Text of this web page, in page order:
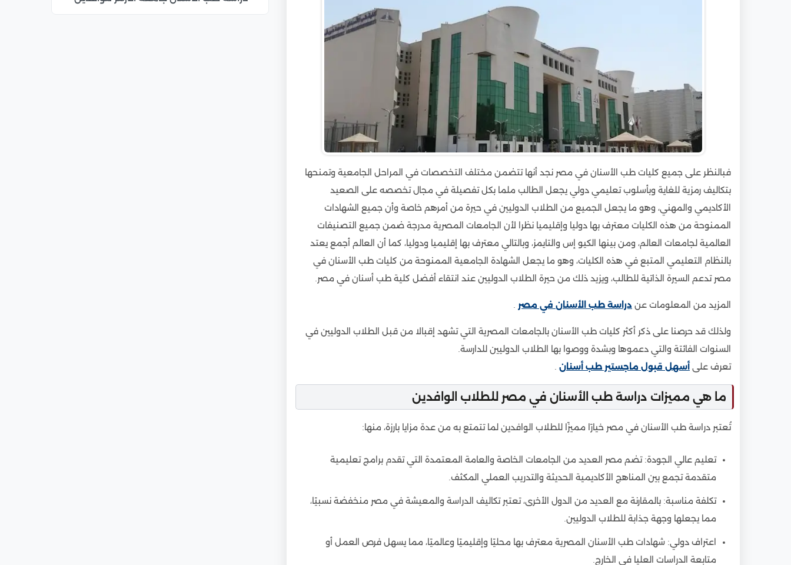
فبالنظر على جميع كليات طب الأسنان في مصر نجد أنها تتضمن مختلف التخصصات في المراحل الجامعية وتمنحها
بتكاليف رمزية للغاية وبأسلوب تعليمي دولي يجعل الطالب ملما بكل تفصيلة في مجال تخصصه على الصعيد
الأكاديمي والمهني، وهو ما يجعل الجميع من الطلاب الدوليين في حيرة من أمرهم خاصة وأن جميع الشهادات
الممنوحة من هذه الكليات معترف بها دوليا وإقليميا نظرا لأن الجامعات المصرية مدرجة ضمن جميع التصنيفات
العالمية لجامعات العالم، ومن بينها الكيو إس والتايمز، وبالتالي معترف بها إقليميا ودوليا، كما أن العالم أجمع يعتد
بالنظام التعليمي المتبع في هذه الكليات، وهو ما يجعل الشهادة الجامعية الممنوحة من كليات طب الأسنان في
مصر تدعم السيرة الذاتية للطالب، ويزيد ذلك من حيرة الطلاب الدوليين عند انتقاء أفضل كلية طب أسنان في مصر.
المزيد من المعلومات عن دراسة طب الأسنان في مصر
ولذلك قد حرصنا على ذكر أكثر كليات طب الأسنان بالجامعات المصرية التي تشهد إقبالا من قبل الطلاب الدوليين في
السنوات الفائتة والتي دعموها وبشدة ووصوا بها الطلاب الدوليين للدارسة.
تعرف على أسهل قبول ماجستير طب أسنان
ما هي مميزات دراسة طب الأسنان في مصر للطلاب الوافدين
تُعتبر دراسة طب الأسنان في مصر خيارًا مميزًا للطلاب الوافدين لما تتمتع به من عدة مزايا بارزة، منها:
تعليم عالي الجودة: تضم مصر العديد من الجامعات الخاصة والعامة المعتمدة التي تقدم برامج تعليمية
متقدمة تجمع بين المناهج الأكاديمية الحديثة والتدريب العملي المكثف.
تكلفة مناسبة: بالمقارنة مع العديد من الدول الأخرى، تعتبر تكاليف الدراسة والمعيشة في مصر منخفضة نسبيًا،
مما يجعلها وجهة جذابة للطلاب الدوليين.
اعتراف دولي: شهادات طب الأسنان المصرية معترف بها محليًا وإقليميًا وعالميًا، مما يسهل فرص العمل أو
متابعة الدراسات العليا في الخارج.